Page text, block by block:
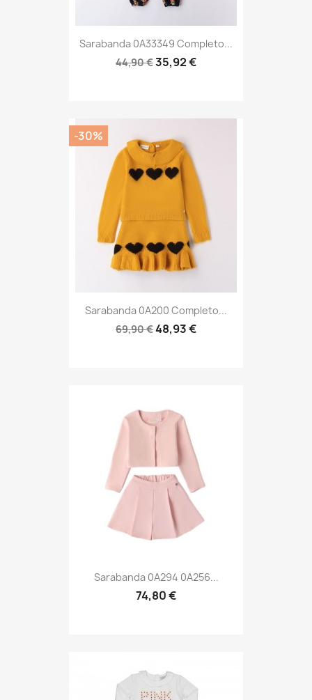
Sarabanda 0A33349 Completo...
44,90 €35,92 €
Sarabanda 0A200 Completo...
69,90 €48,93 €
-30%
Sarabanda 0A294 0A256...
74,80 €